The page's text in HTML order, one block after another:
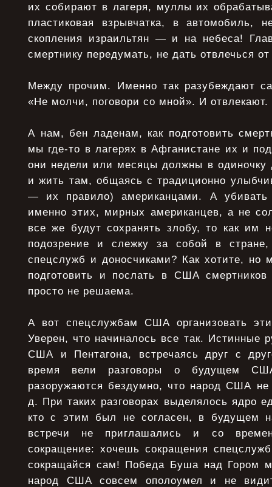
их собирают в лагеря, муллы их
пластиковая взрывчатка, в автомобиль,
скопления израильтян — и на небеса!
смертнику передумать, не дать отвлечься
Между прочим. Именно так разубеждают
«Не молчи, поговори со мной». И отвлекают.
А нам, бен ладенам, как подготовить
мы где-то в лагерях в Афганистане их и
они недели или месяцы должны в одиночку
и жить там, общаясь с традиционно
— их правило) американцами. А убивать
именно этих, мирных американцев, а не
все же будут сохранять злобу, то как им
подозрение и слежку за собой в
спецслужб и доносчиками? Как хотите, но
подготовить и послать в США смертников
просто не решаема.
А вот спецслужбам США организовать
Уверен, что начиналось все так. Истинные
США и Пентагона, встречаясь друг с
время вели разговоры о будущем
разоружаются бездумно, что народ США
д. При таких разговорах выделялось ядро
кто с этим был не согласен, в будущем
встречи не приглашались и со
сокращение: хочешь сокращения
сокращайся сам! Победа Буша над Гором
народ США совсем ополоумел и не